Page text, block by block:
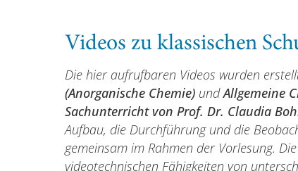
Videos zu klassischen
Die hier aufrufbaren Videos wurden
(Anorganische Chemie) undAllgemeine
Sachunterricht von Prof. Dr. Claudia
Aufbau, die Durchführung und die
gemeinsam im Rahmen der Vorlesung.
videotechnischen Fähigkeiten von